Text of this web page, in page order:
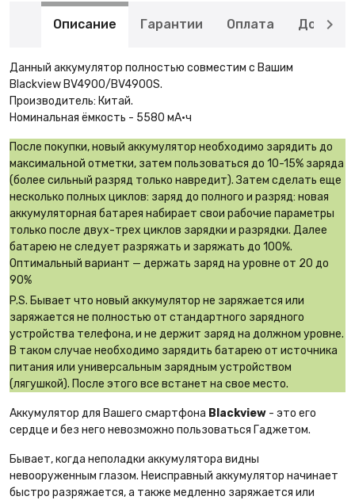
Описание Гарантии Оплата
Данный аккумулятор полностью совместим с Вашим
Blackview BV4900/BV4900S.
Производитель: Китай.
Номинальная ёмкость - 5580 мА·ч
После покупки, новый аккумулятор необходимо зарядить до
максимальной отметки, затем пользоваться до 10-15% заряда
(более сильный разряд только навредит). Затем сделать еще
несколько полных циклов: заряд до полного и разряд: новая
аккумуляторная батарея набирает свои рабочие параметры
только после двух-трех циклов зарядки и разрядки. Далее
батарею не следует разряжать и заряжать до 100%.
Оптимальный вариант — держать заряд на уровне от 20 до
90%
P.S. Бывает что новый аккумулятор не заряжается или
заряжается не полностью от стандартного зарядного
устройства телефона, и не держит заряд на должном уровне.
В таком случае необходимо зарядить батарею от источника
питания или универсальным зарядным устройством
(лягушкой). После этого все встанет на свое место.
Аккумулятор для Вашего смартфона Blackview - это его
сердце и без него невозможно пользоваться Гаджетом.
Бывает, когда неполадки аккумулятора видны
невооруженным глазом. Неисправный аккумулятор начинает
быстро разряжается, а также медленно заряжается или